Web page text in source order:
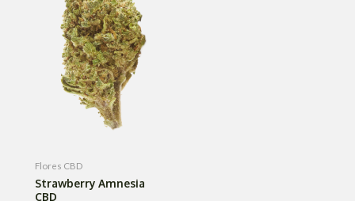
Flores CBD
Strawberry Amnesia
CBD